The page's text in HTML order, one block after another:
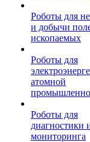
Роботы для
и добычи
ископаемых
Роботы для
атомной
Роботы для
диагностики
мониторинга